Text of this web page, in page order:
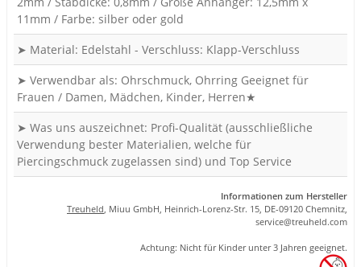
11mm / Farbe: silber oder gold
➤ Material: Edelstahl - Verschluss: Klapp-Verschluss
➤ Verwendbar als: Ohrschmuck, Ohrring Geeignet für
Frauen / Damen, Mädchen, Kinder, Herren★
➤ Was uns auszeichnet: Profi-Qualität (ausschließliche
Verwendung bester Materialien, welche für
Piercingschmuck zugelassen sind) und Top Service
Informationen zum Hersteller
Treuheld, Miuu GmbH, Heinrich-Lorenz-Str. 15, DE-09120 Chemnitz,
service@treuheld.com
Achtung: Nicht für Kinder unter 3 Jahren geeignet.